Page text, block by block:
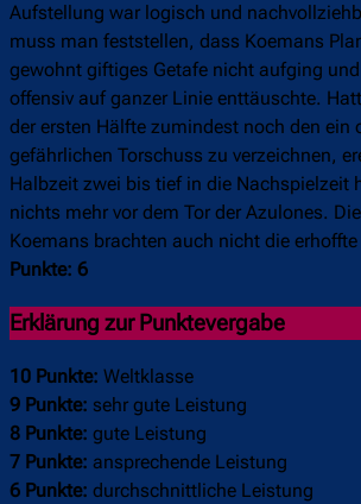
Aufstellung war logisch und
muss man feststellen, dass Koemans
gewohnt giftiges Getafe nicht aufging
offensiv auf ganzer Linie enttäuschte.
der ersten Hälfte zumindest noch den ein
gefährlichen Torschuss zu verzeichnen,
Halbzeit zwei bis tief in die Nachspielzeit
nichts mehr vor dem Tor der Azulones.
Koemans brachten auch nicht die erhoffte
Punkte: 6
Erklärung zur Punktevergabe
10 Punkte: Weltklasse
9 Punkte: sehr gute Leistung
8 Punkte: gute Leistung
7 Punkte: ansprechende Leistung
6 Punkte: durchschnittliche Leistung